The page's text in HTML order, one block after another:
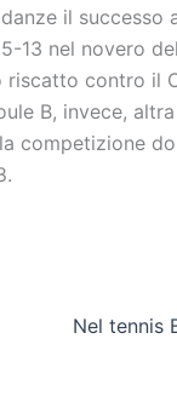
il successo
13 nel novero
contro il
B, invece,
competizione